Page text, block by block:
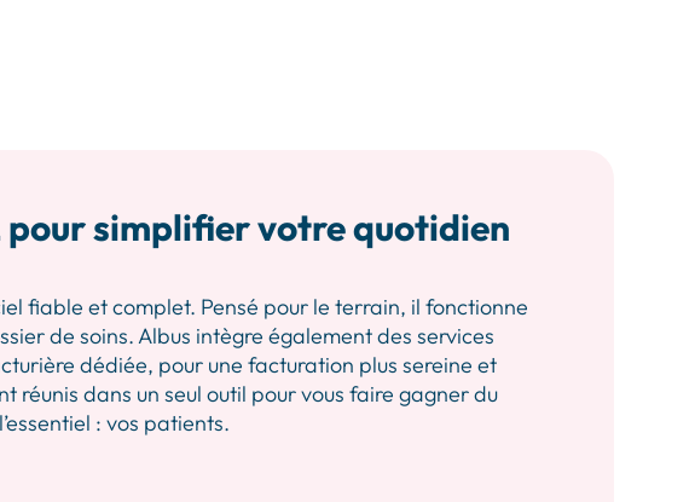
simplifier votre quotidien
fiable et complet. Pensé pour le terrain, il fonctionne
de soins. Albus intègre également des services
dédiée, pour une facturation plus sereine et
dans un seul outil pour vous faire gagner du
: vos patients.